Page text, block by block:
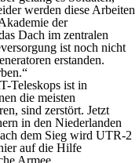
werden diese Arbeiten
der
Dach im zentralen
ist noch nicht
erstanden.
Teleskops ist in
die meisten
sind zerstört. Jetzt
in den Niederlanden
dem Sieg wird UTR-2
auf die Hilfe